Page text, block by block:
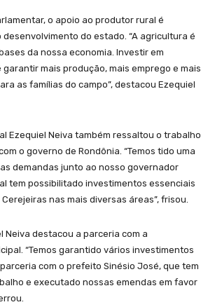
o apoio ao produtor rural é
do estado. “A agricultura é
da nossa economia. Investir em
mais produção, mais emprego e mais
as famílias do campo”, destacou Ezequiel
Ezequiel Neiva também ressaltou o trabalho
o governo de Rondônia. “Temos tido uma
demandas junto ao nosso governador
tem possibilitado investimentos essenciais
nas mais diversas áreas”, frisou.
Neiva destacou a parceria com a
“Temos garantido vários investimentos
com o prefeito Sinésio José, que tem
e executado nossas emendas em favor